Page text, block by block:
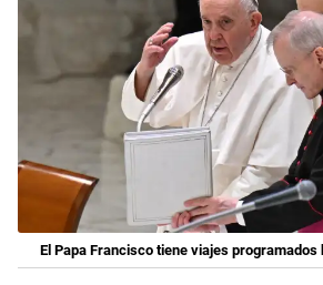
El Papa Francisco tiene viajes programados